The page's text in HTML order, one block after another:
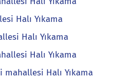
Halı Yıkama
Halı Yıkama
Halı Yıkama
Halı Yıkama